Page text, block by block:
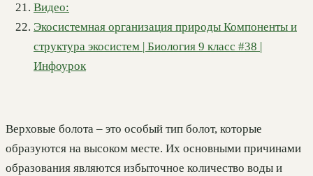
Видео:
Экосистемная организация природы Компоненты и
структура экосистем | Биология 9 класс #38 |
Инфоурок
Верховые болота – это особый тип болот, которые
образуются на высоком месте. Их основными причинами
образования являются избыточное количество воды и